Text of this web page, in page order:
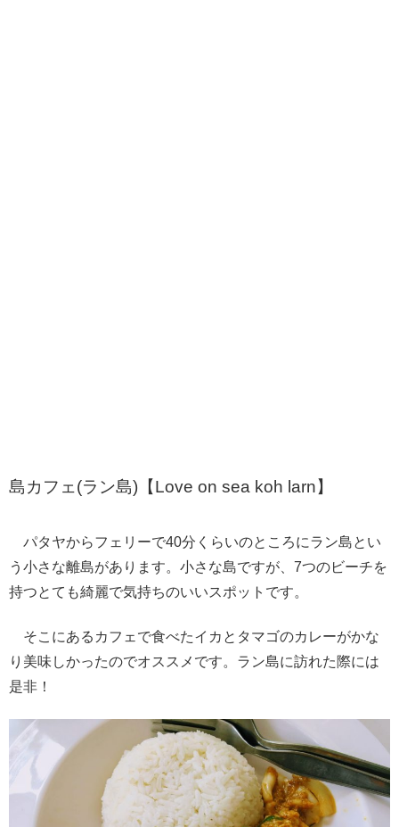
島カフェ(ラン島)【Love on sea koh larn】
パタヤからフェリーで40分くらいのところにラン島とい
う小さな離島があります。小さな島ですが、7つのビーチを
持つとても綺麗で気持ちのいいスポットです。
そこにあるカフェで食べたイカとタマゴのカレーがかな
り美味しかったのでオススメです。ラン島に訪れた際には
是非！